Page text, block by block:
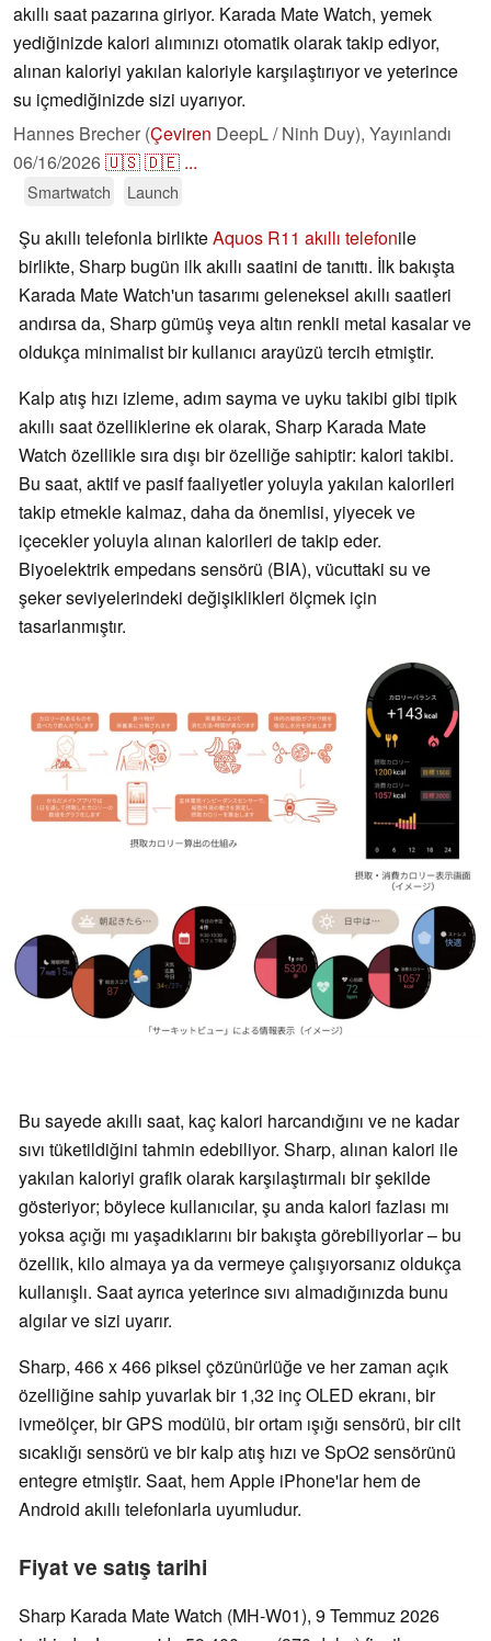
akıllı saat pazarına giriyor. Karada Mate Watch, yemek
yediğinizde kalori alımınızı otomatik olarak takip ediyor,
alınan kaloriyi yakılan kaloriyle karşılaştırıyor ve yeterince
su içmediğinizde sizi uyarıyor.
Hannes Brecher (Çeviren DeepL / Ninh Duy), Yayınlandı
06/16/2026🇺🇸🇩🇪 ...
Smartwatch Launch
Şu akıllı telefonla birlikteAquos R11 akıllı telefonile
birlikte, Sharp bugün ilk akıllı saatini de tanıttı. İlk bakışta
Karada Mate Watch'un tasarımı geleneksel akıllı saatleri
andırsa da, Sharp gümüş veya altın renkli metal kasalar ve
oldukça minimalist bir kullanıcı arayüzü tercih etmiştir.
Kalp atış hızı izleme, adım sayma ve uyku takibi gibi tipik
akıllı saat özelliklerine ek olarak, Sharp Karada Mate
Watch özellikle sıra dışı bir özelliğe sahiptir: kalori takibi.
Bu saat, aktif ve pasif faaliyetler yoluyla yakılan kalorileri
takip etmekle kalmaz, daha da önemlisi, yiyecek ve
içecekler yoluyla alınan kalorileri de takip eder.
Biyoelektrik empedans sensörü (BIA), vücuttaki su ve
şeker seviyelerindeki değişiklikleri ölçmek için
tasarlanmıştır.
Bu sayede akıllı saat, kaç kalori harcandığını ve ne kadar
sıvı tüketildiğini tahmin edebiliyor. Sharp, alınan kalori ile
yakılan kaloriyi grafik olarak karşılaştırmalı bir şekilde
gösteriyor; böylece kullanıcılar, şu anda kalori fazlası mı
yoksa açığı mı yaşadıklarını bir bakışta görebiliyorlar – bu
özellik, kilo almaya ya da vermeye çalışıyorsanız oldukça
kullanışlı. Saat ayrıca yeterince sıvı almadığınızda bunu
algılar ve sizi uyarır.
Sharp, 466 x 466 piksel çözünürlüğe ve her zaman açık
özelliğine sahip yuvarlak bir 1,32 inç OLED ekranı, bir
ivmeölçer, bir GPS modülü, bir ortam ışığı sensörü, bir cilt
sıcaklığı sensörü ve bir kalp atış hızı ve SpO2 sensörünü
entegre etmiştir. Saat, hem Apple iPhone'lar hem de
Android akıllı telefonlarla uyumludur.
Fiyat ve satış tarihi
Sharp Karada Mate Watch (MH-W01), 9 Temmuz 2026